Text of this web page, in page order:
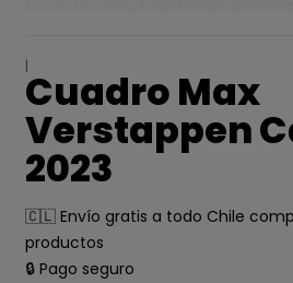
|
Cuadro Max
Verstappen
2023
🇨🇱 Envío gratis a todo Chile
productos
🔒 Pago seguro